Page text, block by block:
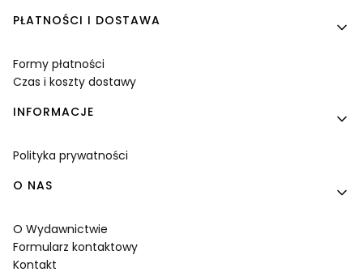
PŁATNOŚCI I DOSTAWA
Formy płatności
Czas i koszty dostawy
INFORMACJE
Polityka prywatności
O NAS
O Wydawnictwie
Formularz kontaktowy
Kontakt